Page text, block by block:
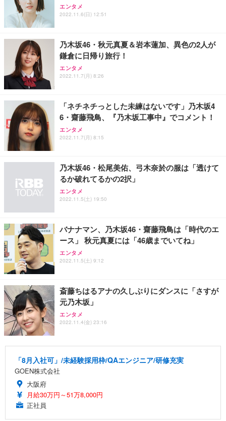
エンタメ
2022.11.6(日) 12:51
乃木坂46・秋元真夏＆岩本蓮加、異色の2人が
鎌倉に日帰り旅行！
エンタメ
2022.11.7(月) 8:26
「ネチネチっとした未練はないです」乃木坂4
6・齋藤飛鳥、『乃木坂工事中』でコメント！
エンタメ
2022.11.7(月) 8:15
乃木坂46・松尾美佑、弓木奈於の服は「透けて
るか破れてるかの2択」
エンタメ
2022.11.5(土) 19:50
バナナマン、乃木坂46・齋藤飛鳥は「時代のエ
ース」 秋元真夏には「46歳までいてね」
エンタメ
2022.11.5(土) 9:12
斎藤ちはるアナの久しぶりにダンスに「さすが
元乃木坂」
エンタメ
2022.11.4(金) 23:16
「8月入社可」/未経験採用枠/QAエンジニア/研修充実
GOEN株式会社
大阪府
月給30万円～51万8,000円
正社員